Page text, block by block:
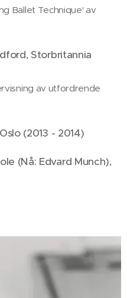
Ballet Technique' av
Storbritannia
av utfordrende
(2013 - 2014)
(Nå: Edvard Munch),